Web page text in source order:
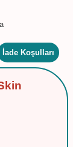
İade Koşulları